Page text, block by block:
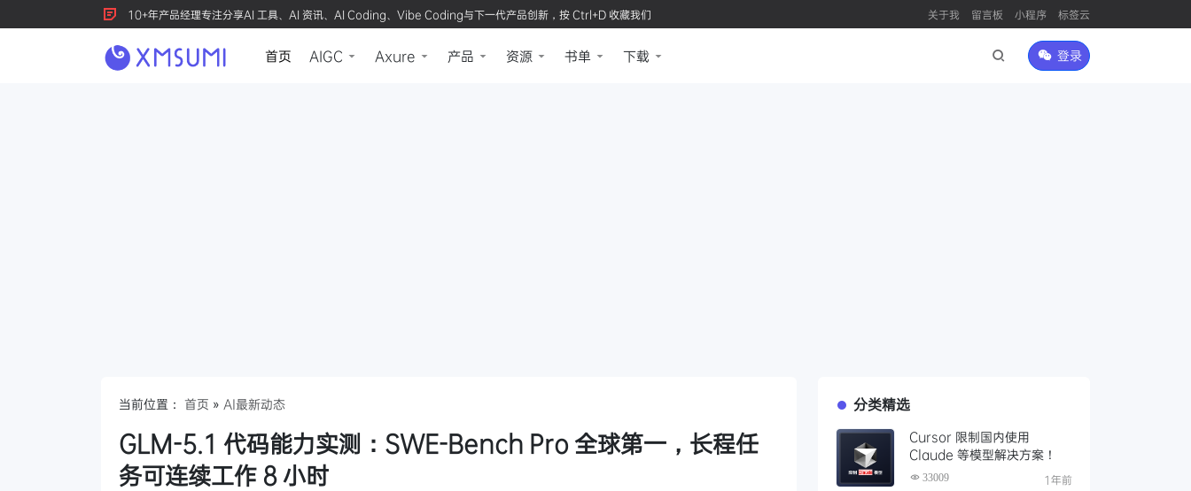
10+年产品经理专注分享AI 工具、AI 资讯、AI Coding、Vibe Coding与下一代产品创新，按 Ctrl+D 收藏我们 关于我 留言板 小程序 标签云
首页 AIGC Axure 产品 资源 书单 下载 登录
当前位置： 首页 » AI最新动态
GLM-5.1 代码能力实测：SWE-Bench Pro 全球第一，长程任
务可连续工作 8 小时
分类精选
Cursor 限制国内使用
Claude 等模型解决方案！
33009 1年前